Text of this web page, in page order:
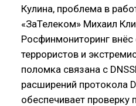
Кулина, проблема в
«ЗаТелеком» Михаил
Росфинмониторинг внёс
террористов и
поломка связана с
расширений протокола
обеспечивает проверку